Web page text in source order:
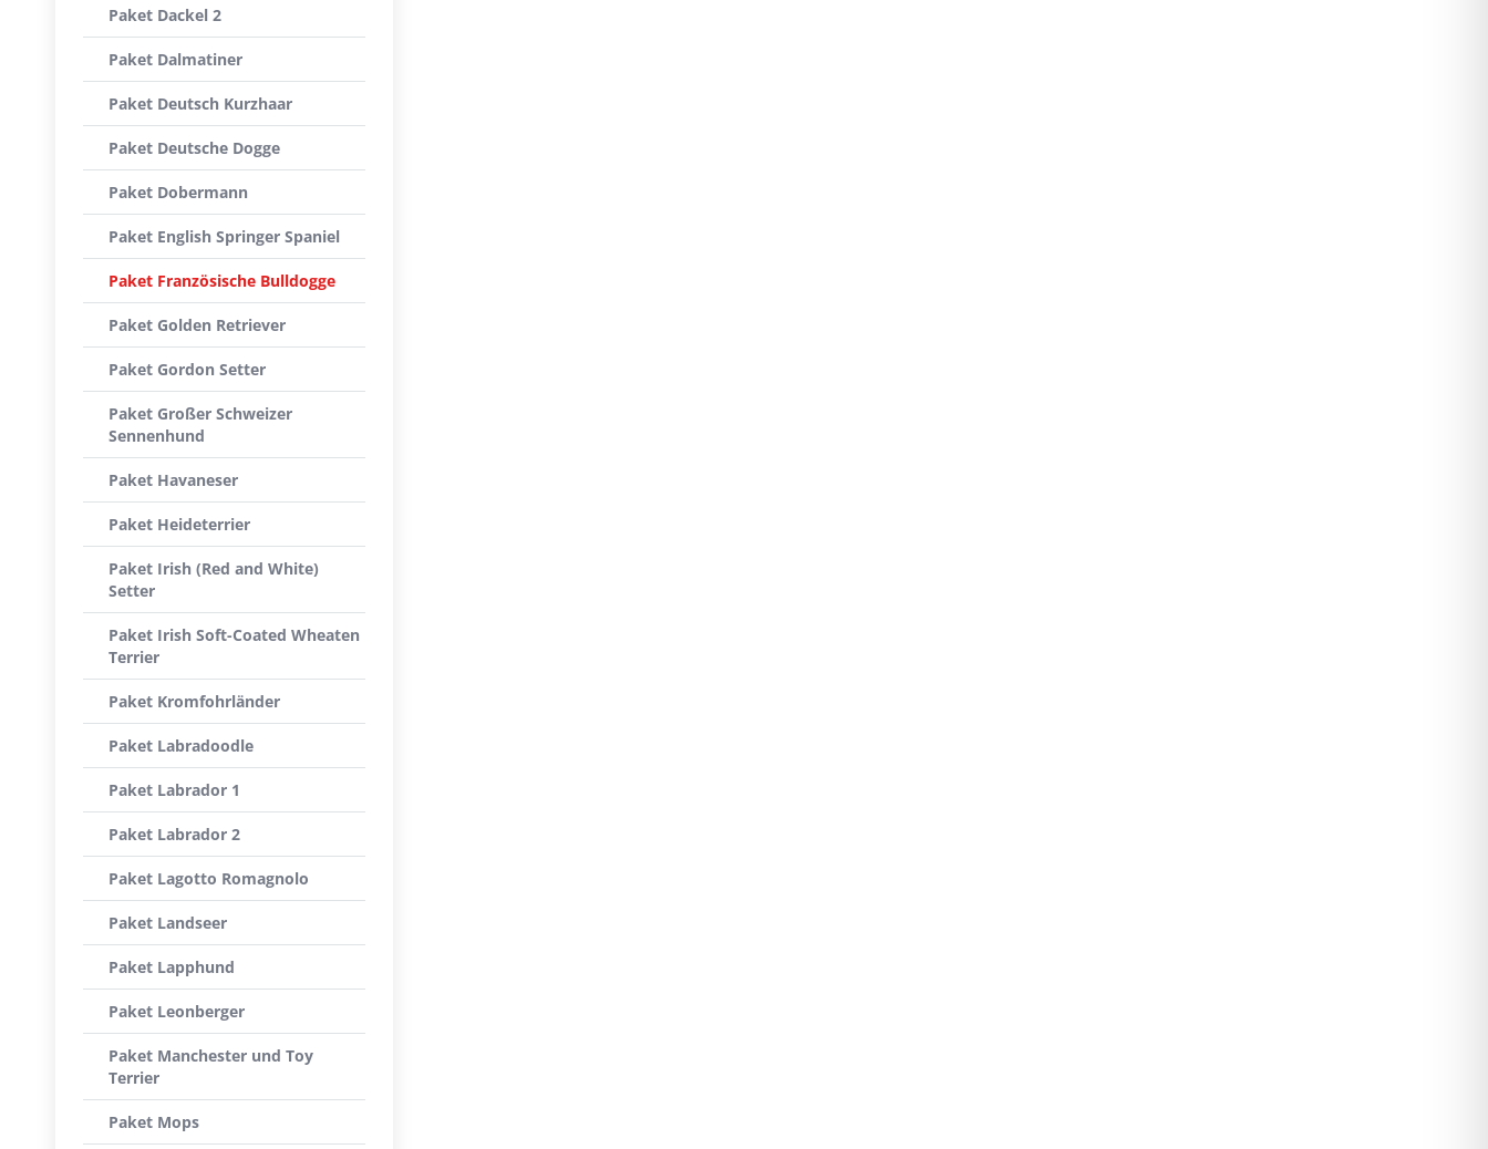
Paket Dackel 2
Paket Dalmatiner
Paket Deutsch Kurzhaar
Paket Deutsche Dogge
Paket Dobermann
Paket English Springer Spaniel
Paket Französische Bulldogge
Paket Golden Retriever
Paket Gordon Setter
Paket Großer Schweizer
Sennenhund
Paket Havaneser
Paket Heideterrier
Paket Irish (Red and White)
Setter
Paket Irish Soft-Coated Wheaten
Terrier
Paket Kromfohrländer
Paket Labradoodle
Paket Labrador 1
Paket Labrador 2
Paket Lagotto Romagnolo
Paket Landseer
Paket Lapphund
Paket Leonberger
Paket Manchester und Toy
Terrier
Paket Mops